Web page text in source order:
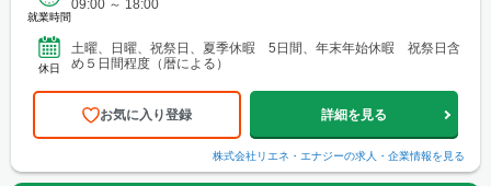
就業時間
09:00 ～ 18:00
休日
土曜、日曜、祝祭日、夏季休暇 5日間、年末年始休暇 祝祭日含
め５日間程度（暦による）
お気に入り登録 詳細を見る
株式会社リエネ・エナジーの求人・企業情報を見る